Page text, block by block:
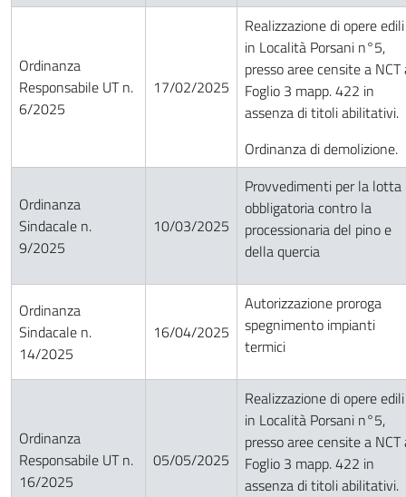
Ordinanza
Responsabile UT n.
6/2025
17/02/2025
Realizzazione di opere edili
in Località Porsani n°5,
presso aree censite a NCT
Foglio 3 mapp. 422 in
assenza di titoli abilitativi.
Ordinanza di demolizione.
Ordinanza
Sindacale n.
9/2025
10/03/2025
Provvedimenti per la lotta
obbligatoria contro la
processionaria del pino e
della quercia
Ordinanza
Sindacale n.
14/2025
16/04/2025
Autorizzazione proroga
spegnimento impianti
termici
Ordinanza
Responsabile UT n.
16/2025
05/05/2025
Realizzazione di opere edili
in Località Porsani n°5,
presso aree censite a NCT
Foglio 3 mapp. 422 in
assenza di titoli abilitativi.